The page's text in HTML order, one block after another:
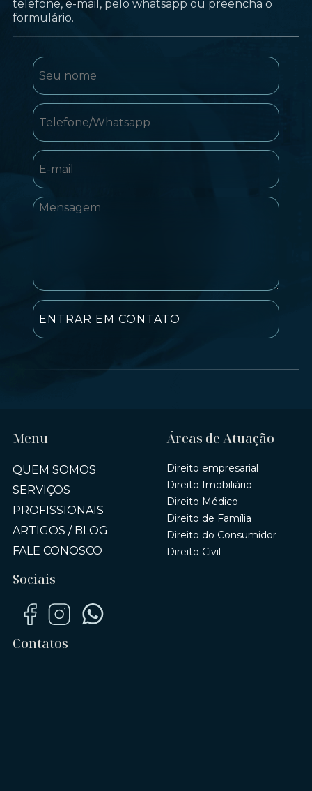
telefone, e-mail, pelo whatsapp ou preencha o
formulário.
Menu
QUEM SOMOS
SERVIÇOS
PROFISSIONAIS
ARTIGOS / BLOG
FALE CONOSCO
Áreas de Atuação
Direito empresarial
Direito Imobiliário
Direito Médico
Direito de Família
Direito do Consumidor
Direito Civil
Sociais
Contatos